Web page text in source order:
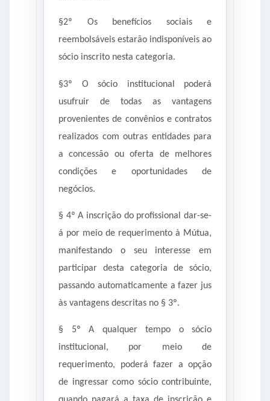
§2º Os benefícios sociais e
reembolsáveis estarão indisponíveis ao
sócio inscrito nesta categoria.
§3º O sócio institucional poderá
usufruir de todas as vantagens
provenientes de convênios e contratos
realizados com outras entidades para
a concessão ou oferta de melhores
condições e oportunidades de
negócios.
§ 4º A inscrição do profissional dar-se-
á por meio de requerimento à Mútua,
manifestando o seu interesse em
participar desta categoria de sócio,
passando automaticamente a fazer jus
às vantagens descritas no § 3º.
§ 5º A qualquer tempo o sócio
institucional, por meio de
requerimento, poderá fazer a opção
de ingressar como sócio contribuinte,